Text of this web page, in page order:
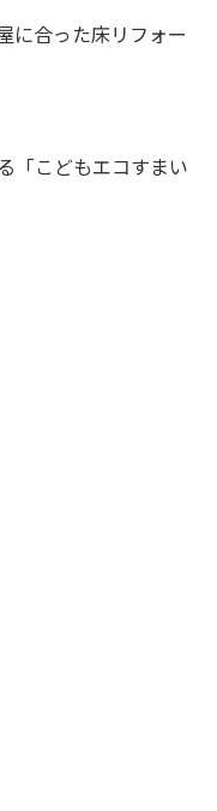
に合った床リフォー
「こどもエコすまい